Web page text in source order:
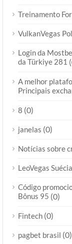
Treinamento
VulkanVegas
Login da
da Türkiye 281
A melhor
Principais
8 (0)
janelas (0)
Notícias sobre
LeoVegas Suécia
Código
Bônus 95 (0)
Fintech (0)
pagbet brasil (0)